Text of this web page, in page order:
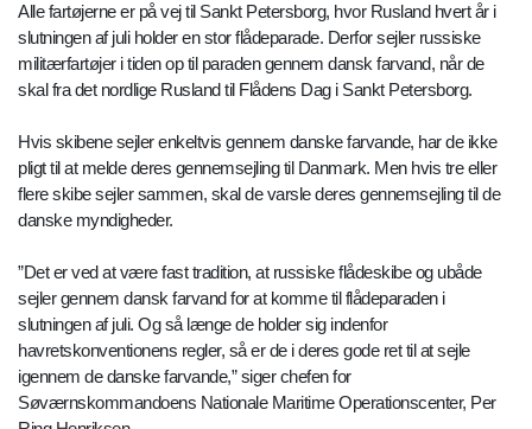
Alle fartøjerne er på vej til Sankt Petersborg, hvor Rusland hvert år i
slutningen af juli holder en stor flådeparade. Derfor sejler russiske
militærfartøjer i tiden op til paraden gennem dansk farvand, når de
skal fra det nordlige Rusland til Flådens Dag i Sankt Petersborg.
Hvis skibene sejler enkeltvis gennem danske farvande, har de ikke
pligt til at melde deres gennemsejling til Danmark. Men hvis tre eller
flere skibe sejler sammen, skal de varsle deres gennemsejling til de
danske myndigheder.
”Det er ved at være fast tradition, at russiske flådeskibe og ubåde
sejler gennem dansk farvand for at komme til flådeparaden i
slutningen af juli. Og så længe de holder sig indenfor
havretskonventionens regler, så er de i deres gode ret til at sejle
igennem de danske farvande,” siger chefen for
Søværnskommandoens Nationale Maritime Operationscenter, Per